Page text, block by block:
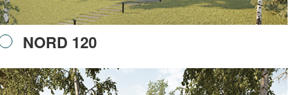
NORD 120